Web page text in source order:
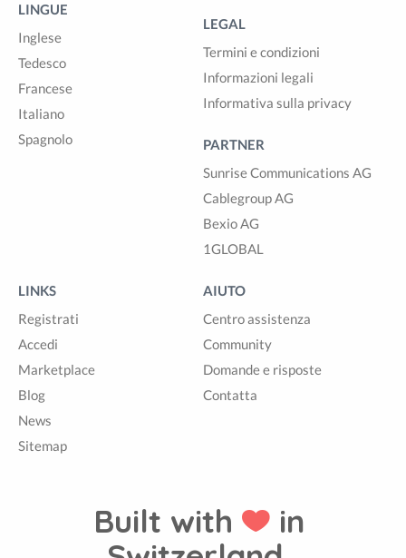
LINGUE
Inglese
Tedesco
Francese
Italiano
Spagnolo
LEGAL
Termini e condizioni
Informazioni legali
Informativa sulla privacy
PARTNER
Sunrise Communications AG
Cablegroup AG
Bexio AG
1GLOBAL
LINKS
Registrati
Accedi
Marketplace
Blog
News
Sitemap
AIUTO
Centro assistenza
Community
Domande e risposte
Contatta
Built with
in